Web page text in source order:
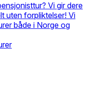
Vi gir dere
uten forpliktelser! Vi
både i Norge og